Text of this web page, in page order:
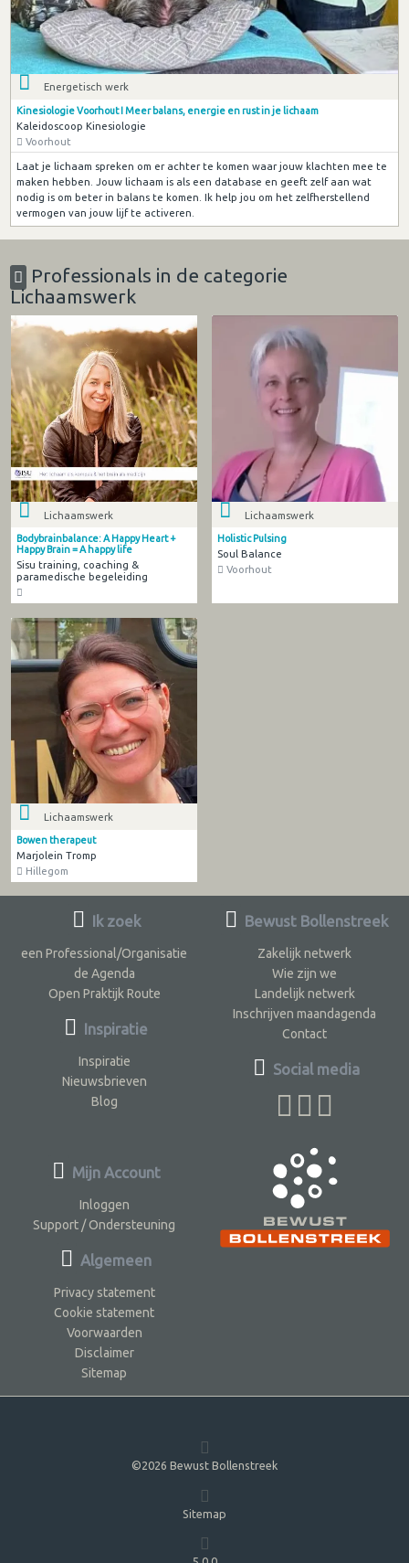
Energetisch werk
Kinesiologie Voorhout I Meer balans, energie en rust in je lichaam
Kaleidoscoop Kinesiologie
Voorhout
Laat je lichaam spreken om er achter te komen waar jouw klachten mee te
maken hebben. Jouw lichaam is als een database en geeft zelf aan wat
nodig is om beter in balans te komen. Ik help jou om het zelfherstellend
vermogen van jouw lijf te activeren.
Professionals in de categorie
Lichaamswerk
Lichaamswerk
Bodybrainbalance: A Happy Heart +
Happy Brain = A happy life
Sisu training, coaching &
paramedische begeleiding
Lichaamswerk
Holistic Pulsing
Soul Balance
Voorhout
Lichaamswerk
Bowen therapeut
Marjolein Tromp
Hillegom
Ik zoek
een Professional/Organisatie
de Agenda
Open Praktijk Route
Inspiratie
Inspiratie
Nieuwsbrieven
Blog
Bewust Bollenstreek
Zakelijk netwerk
Wie zijn we
Landelijk netwerk
Inschrijven maandagenda
Contact
Social media
Mijn Account
Inloggen
Support / Ondersteuning
Algemeen
Privacy statement
Cookie statement
Voorwaarden
Disclaimer
Sitemap
©2026 Bewust Bollenstreek
Sitemap